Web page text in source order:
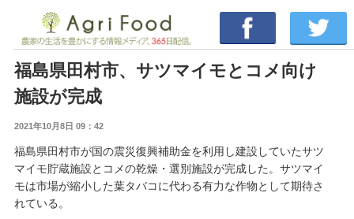
福島県田村市、サツマイモとコメ向け
施設が完成
2021年10月8日 09：42
福島県田村市が国の震災復興補助金を利用し建設していたサツ
マイモ貯蔵施設とコメの乾燥・選別施設が完成した。サツマイ
モは市場が縮小した葉タバコに代わる有力な作物として期待さ
れている。